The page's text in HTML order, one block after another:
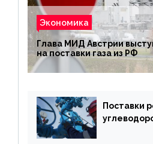
Экономика
Глава МИД Австрии
на поставки газа из РФ
Поставки